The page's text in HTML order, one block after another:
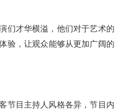
们才华横溢，他们对于艺术的
验，让观众能够从更加广阔的
节目主持人风格各异，节目内